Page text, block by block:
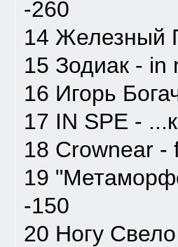
-260
14 Железный
15 Зодиак - in
16 Игорь
17 IN SPE -
18 Crownear -
19
-150
20 Ногу